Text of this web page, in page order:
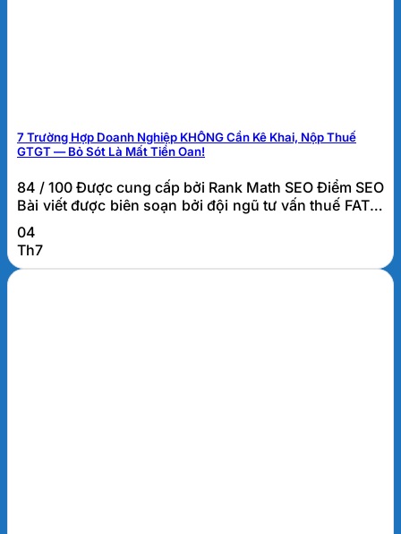
7 Trường Hợp Doanh Nghiệp KHÔNG Cần Kê Khai, Nộp Thuế
GTGT — Bỏ Sót Là Mất Tiền Oan!
84 / 100 Được cung cấp bởi Rank Math SEO Điểm SEO
Bài viết được biên soạn bởi đội ngũ tư vấn thuế FATO.
Các trường hợp không phải kê khai, tính nộp thuế
GTGT là gì? Các trường hợp không phải kê khai, tính
nộp thuế GTGT là những giao dịch tuy phát sinh trong
hoạt...
04
Th7